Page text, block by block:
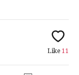
Like 11